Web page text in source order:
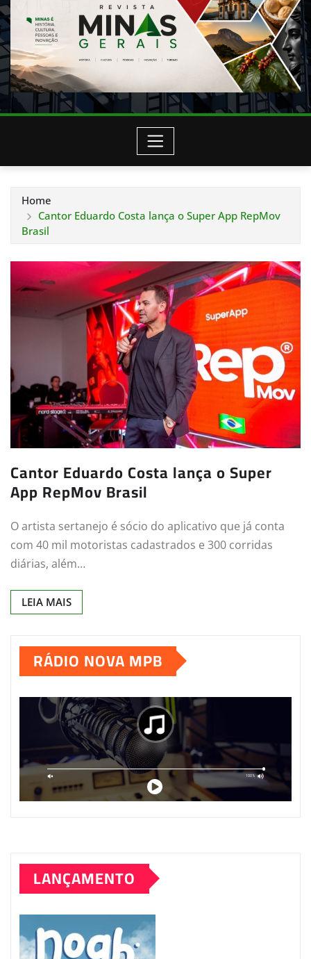
Home
Cantor Eduardo Costa lança o Super App RepMov
Brasil
Cantor Eduardo Costa lança o Super
App RepMov Brasil
O artista sertanejo é sócio do aplicativo que já conta
com 40 mil motoristas cadastrados e 300 corridas
diárias, além…
LEIA MAIS
RÁDIO NOVA MPB
LANÇAMENTO